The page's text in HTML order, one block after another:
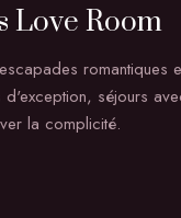
Love Room
romantiques
séjours
la complicité.